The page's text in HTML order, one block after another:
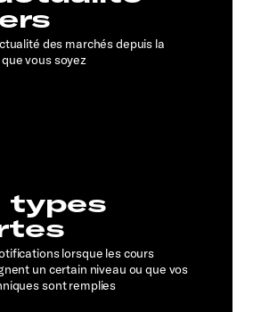
des marchés depuis la
vous soyez
types
lorsque les cours
un certain niveau ou que vos
sont remplies